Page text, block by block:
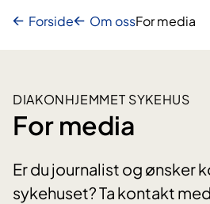
Forside Om ossFor media
DIAKONHJEMMET SYKEHUS
For media
Er du journalist og ønsker
sykehuset? Ta kontakt med